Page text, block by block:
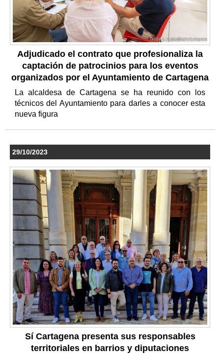
Adjudicado el contrato que profesionaliza la
captación de patrocinios para los eventos
organizados por el Ayuntamiento de Cartagena
La alcaldesa de Cartagena se ha reunido con los
técnicos del Ayuntamiento para darles a conocer esta
nueva figura
29/10/2023
Sí Cartagena presenta sus responsables
territoriales en barrios y diputaciones